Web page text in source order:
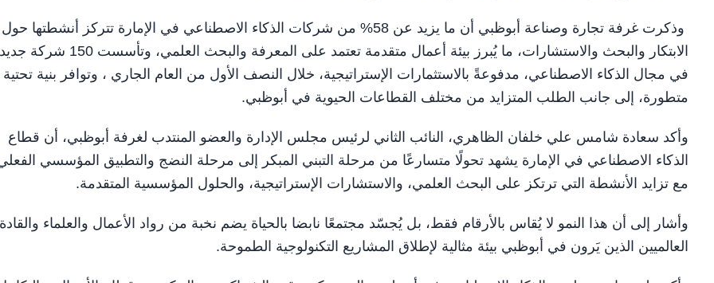
وذكرت غرفة تجارة وصناعة أبوظبي أن ما يزيد عن 58% من شركات الذكاء الاصطناعي في الإمارة تتركز أنشطتها حول
الابتكار والبحث والاستشارات، ما يُبرز بيئة أعمال متقدمة تعتمد على المعرفة والبحث العلمي،
في مجال الذكاء الاصطناعي، مدفوعةً بالاستثمارات الإستراتيجية، خلال النصف الأول من العام الجاري ، وتوافر بنية تحتية
متطورة، إلى جانب الطلب المتزايد من مختلف القطاعات الحيوية في أبوظبي.
وأكد سعادة شامس علي خلفان الظاهري، النائب الثاني لرئيس مجلس الإدارة والعضو المنتدب لغرفة أبوظبي، أن قطاع
الذكاء الاصطناعي في الإمارة يشهد تحولًا متسارعًا من مرحلة التبني المبكر إلى مرحلة النضج والتطبيق المؤسسي
مع تزايد الأنشطة التي ترتكز على البحث العلمي، والاستشارات الإستراتيجية، والحلول المؤسسية المتقدمة.
وأشار إلى أن هذا النمو لا يُقاس بالأرقام فقط، بل يُجسّد مجتمعًا نابضا بالحياة يضم نخبة من رواد الأعمال والعلماء والقادة
العالميين الذين يَرون في أبوظبي بيئة مثالية لإطلاق المشاريع التكنولوجية الطموحة.